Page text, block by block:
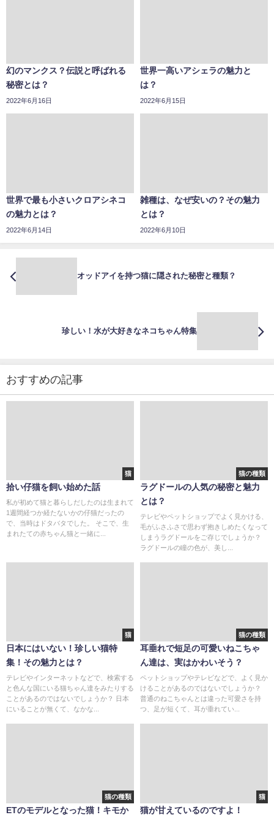
幻のマンクス？伝説と呼ばれる
秘密とは？
2022年6月16日
世界一高いアシェラの魅力と
は？
2022年6月15日
世界で最も小さいクロアシネコ
の魅力とは？
2022年6月14日
雑種は、なぜ安いの？その魅力
とは？
2022年6月10日
オッドアイを持つ猫に隠された秘密と種類？
珍しい！水が大好きなネコちゃん特集
おすすめの記事
猫
拾い仔猫を飼い始めた話
私が初めて猫と暮らしだしたのは生まれて
1週間経つか経たないかの仔猫だったの
で、当時はドタバタでした。 そこで、生
まれたての赤ちゃん猫と一緒に...
猫の種類
ラグドールの人気の秘密と魅力
とは？
テレビやペットショップでよく見かける、
毛がふさふさで思わず抱きしめたくなって
しまうラグドールをご存じでしょうか？
ラグドールの瞳の色が、美し...
猫
日本にはいない！珍しい猫特
集！その魅力とは？
テレビやインターネットなどで、検索する
と色んな国にいる猫ちゃん達をみたりする
ことがあるのではないでしょうか？ 日本
にいることが無くて、なかな...
猫の種類
耳垂れで短足の可愛いねこちゃ
ん達は、実はかわいそう？
ペットショップやテレビなどで、よく見か
けることがあるのではないでしょうか？
普通のねこちゃんとは違った可愛さを持
つ、足が短くて、耳が垂れてい...
猫の種類
ETのモデルとなった猫！キモか
猫
猫が甘えているのですよ！